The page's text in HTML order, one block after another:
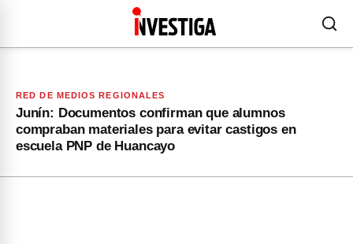
RED DE MEDIOS REGIONALES
Junín: Documentos confirman que alumnos
compraban materiales para evitar castigos en
escuela PNP de Huancayo